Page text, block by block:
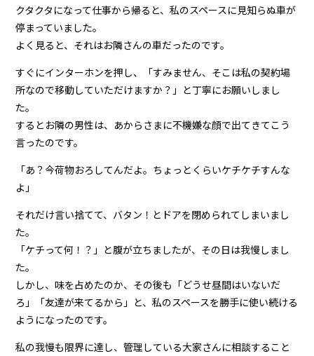
クタクタになって仕事から帰ると、私のスペースに見知らぬ車が
停まっていました。
よく見ると、それはお隣さんの車だったのです。
すぐにインターホンを押し、「すみません、そこは私の契約場
所なので移動していただけますか？」と丁寧にお願いしまし
た。
するとお隣の男性は、あからさまに不機嫌な顔で出てきてこう
言ったのです。
「あ？今荷物おろしてんだよ。ちょっとくらいケチケチすんな
よ」
それだけ言い捨てて、バタン！とドアを閉められてしまいまし
た。
「ケチって何！？」と腹が立ちましたが、その日は我慢しまし
た。
しかし、味を占めたのか、その後も「どうせ昼間はいないだ
ろ」「友達が来てるから」と、私のスペースを勝手に使い続ける
ようになったのです。
私の我慢も限界に達し、管理している大家さんに相談すること